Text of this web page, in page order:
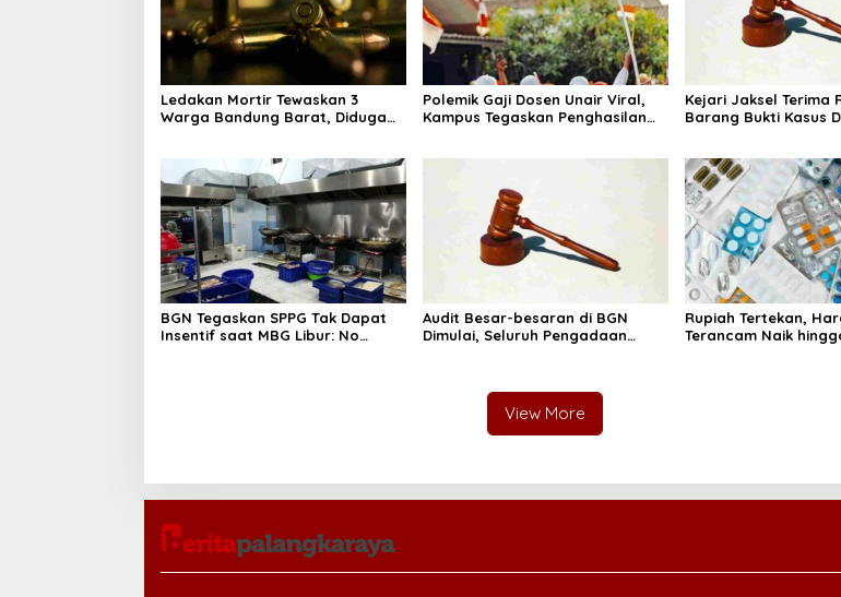
Ledakan Mortir Tewaskan 3
Warga Bandung Barat, Diduga
Polemik Gaji Dosen Unair Viral,
Kampus Tegaskan Penghasilan
Kejari Jaksel Terima
Barang Bukti Kasus
BGN Tegaskan SPPG Tak Dapat
Insentif saat MBG Libur: No
Audit Besar-besaran di BGN
Dimulai, Seluruh Pengadaan
Rupiah Tertekan,
Terancam Naik
View More